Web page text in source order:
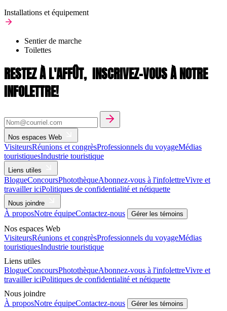
Installations et équipement
Sentier de marche
Toilettes
RESTEZ À L'AFFÛT, INSCRIVEZ-VOUS À NOTRE
INFOLETTRE!
Nos espaces Web
VisiteursRéunions et congrèsProfessionnels du voyageMédias
touristiquesIndustrie touristique
Liens utiles
BlogueConcoursPhotothèqueAbonnez-vous à l'infolettreVivre et
travailler iciPolitiques de confidentialité et nétiquette
Nous joindre
À proposNotre équipeContactez-nous Gérer les témoins
Nos espaces Web
VisiteursRéunions et congrèsProfessionnels du voyageMédias
touristiquesIndustrie touristique
Liens utiles
BlogueConcoursPhotothèqueAbonnez-vous à l'infolettreVivre et
travailler iciPolitiques de confidentialité et nétiquette
Nous joindre
À proposNotre équipeContactez-nous Gérer les témoins